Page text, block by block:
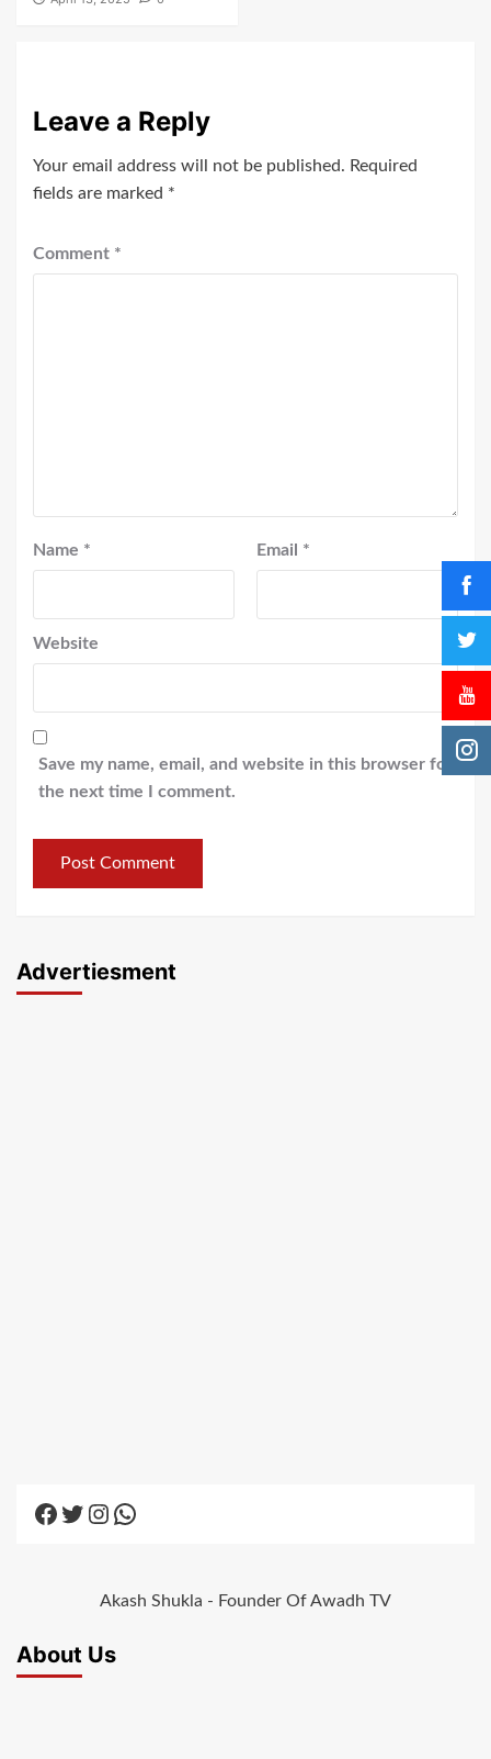
Leave a Reply
Your email address will not be published. Required
fields are marked *
Comment *
Name * Email *
Website
Save my name, email, and website in this browser for
the next time I comment.
Advertiesment
Facebook
Twitter
Instagram
WhatsApp
Akash Shukla - Founder Of Awadh TV
About Us